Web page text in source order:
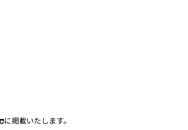
に掲載いたします。